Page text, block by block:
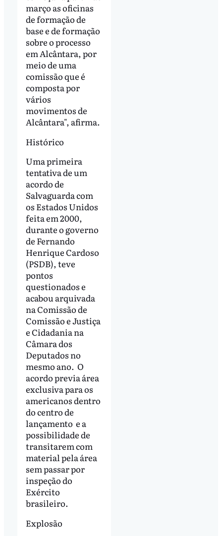
março as oficinas
de formação de
base e de formação
sobre o processo
em Alcântara, por
meio de uma
comissão que é
composta por
vários
movimentos de
Alcântara", afirma.
Histórico
Uma primeira
tentativa de um
acordo de
Salvaguarda com
os Estados Unidos
feita em 2000,
durante o governo
de Fernando
Henrique Cardoso
(PSDB), teve
pontos
questionados e
acabou arquivada
na Comissão de
Comissão e Justiça
e Cidadania na
Câmara dos
Deputados no
mesmo ano. O
acordo previa área
exclusiva para os
americanos dentro
do centro de
lançamento e a
possibilidade de
transitarem com
material pela área
sem passar por
inspeção do
Exército
brasileiro.
Explosão